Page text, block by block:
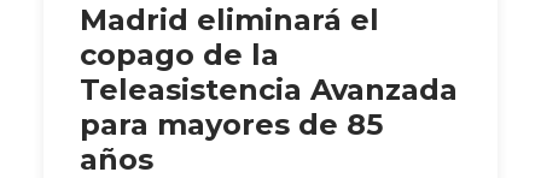
Madrid eliminará el
copago de la
Teleasistencia Avanzada
para mayores de 85
años